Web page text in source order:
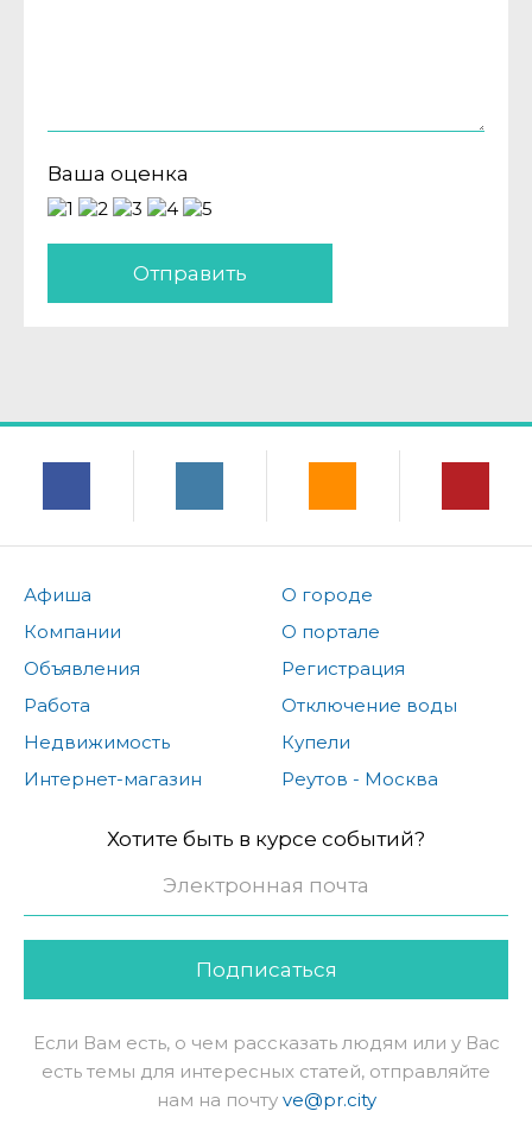
Ваша оценка
Отправить
Афиша
Компании
Объявления
Работа
Недвижимость
Интернет-магазин
О городе
О портале
Регистрация
Отключение воды
Купели
Реутов - Москва
Хотите быть в курсе событий?
Подписаться
Если Вам есть, о чем рассказать людям или у Вас
есть темы для интересных статей, отправляйте
нам на почту ve@pr.city